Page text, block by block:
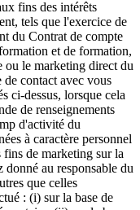
fins des intérêts
tels que l'exercice de
du Contrat de compte
et de formation,
ou le marketing direct du
de contact avec vous
ci-dessus, lorsque cela
de renseignements
d'activité du
à caractère personnel
fins de marketing sur la
donné au responsable du
que celles
: (i) sur la base de